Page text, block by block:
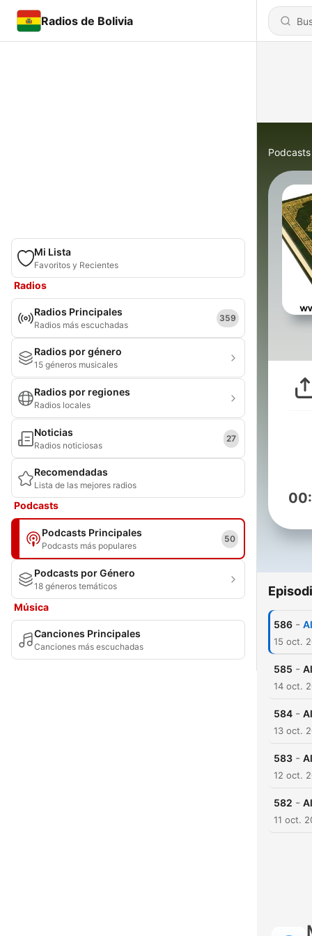
Radios de Bolivia
Mi Lista
Favoritos y Recientes
Radios
Radios Principales
Radios más escuchadas
359
Radios por género
15 géneros musicales
Radios por regiones
Radios locales
Noticias
Radios noticiosas
27
Recomendadas
Lista de las mejores radios
Podcasts
Podcasts Principales
Podcasts más populares
50
Podcasts por Género
18 géneros temáticos
Música
Canciones Principales
Canciones más escuchadas
Podcasts
586 -
15 oct.
585 -
14 oct.
584 -
13 oct.
583 -
12 oct.
582 -
11 oct.